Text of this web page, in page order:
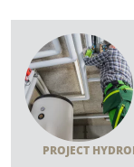
PROJECT